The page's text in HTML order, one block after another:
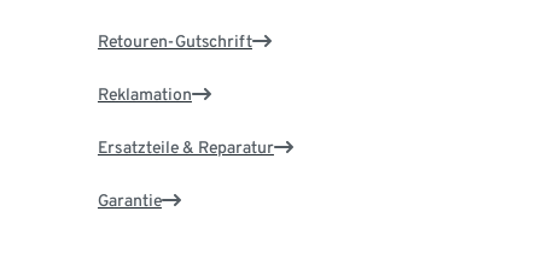
Retouren-Gutschrift
Reklamation
Ersatzteile & Reparatur
Garantie